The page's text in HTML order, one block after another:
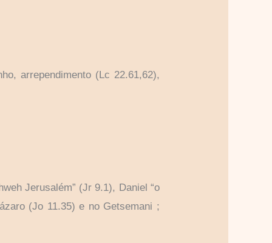
arrependimento (Lc 22.61,62),
Jerusalém” (Jr 9.1), Daniel “o
(Jo 11.35) e no Getsemani ;